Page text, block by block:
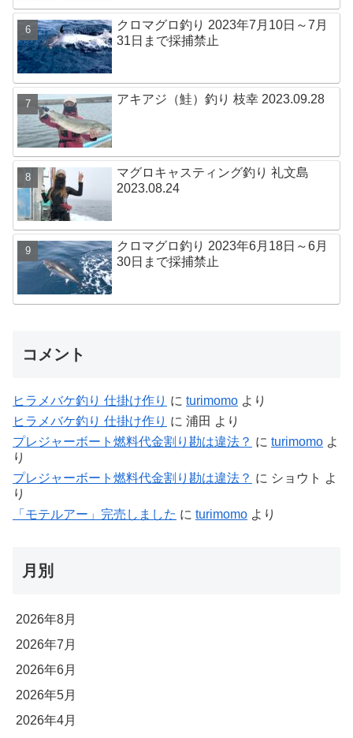
クロマグロ釣り 2023年7月10日～7月
31日まで採捕禁止
アキアジ（鮭）釣り 枝幸 2023.09.28
マグロキャスティング釣り 礼文島
2023.08.24
クロマグロ釣り 2023年6月18日～6月
30日まで採捕禁止
コメント
ヒラメバケ釣り 仕掛け作り に turimomo より
ヒラメバケ釣り 仕掛け作り に 浦田 より
プレジャーボート燃料代金割り勘は違法？ に turimomo よ
り
プレジャーボート燃料代金割り勘は違法？ に ショウト よ
り
「モテルアー」完売しました に turimomo より
月別
2026年8月
2026年7月
2026年6月
2026年5月
2026年4月